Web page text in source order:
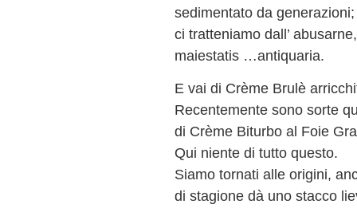
sedimentato da
ci tratteniamo dall’
maiestatis …antiquaria.
E vai di Crème Brulè
Recentemente sono sorte
di Crème Biturbo al Foie
Qui niente di tutto questo.
Siamo tornati alle origini,
di stagione dà uno stacco